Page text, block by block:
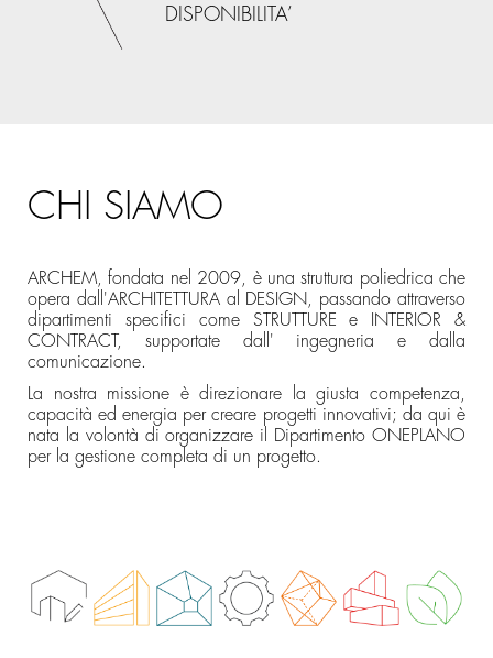
DISPONIBILITA’
CHI SIAMO
ARCHEM, fondata nel 2009, è una struttura poliedrica che
opera dall'ARCHITETTURA al DESIGN, passando attraverso
dipartimenti specifici come STRUTTURE e INTERIOR &
CONTRACT, supportate dall' ingegneria e dalla
comunicazione.
La nostra missione è direzionare la giusta competenza,
capacità ed energia per creare progetti innovativi; da qui è
nata la volontà di organizzare il Dipartimento ONEPLANO
per la gestione completa di un progetto.